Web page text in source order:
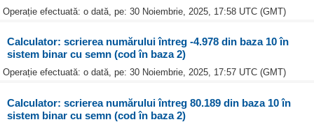
Operație efectuată: o dată, pe: 30 Noiembrie, 2025, 17:58 UTC (GMT)
Calculator: scrierea numărului întreg -4.978 din baza 10 în
sistem binar cu semn (cod în baza 2)
Operație efectuată: o dată, pe: 30 Noiembrie, 2025, 17:57 UTC (GMT)
Calculator: scrierea numărului întreg 80.189 din baza 10 în
sistem binar cu semn (cod în baza 2)